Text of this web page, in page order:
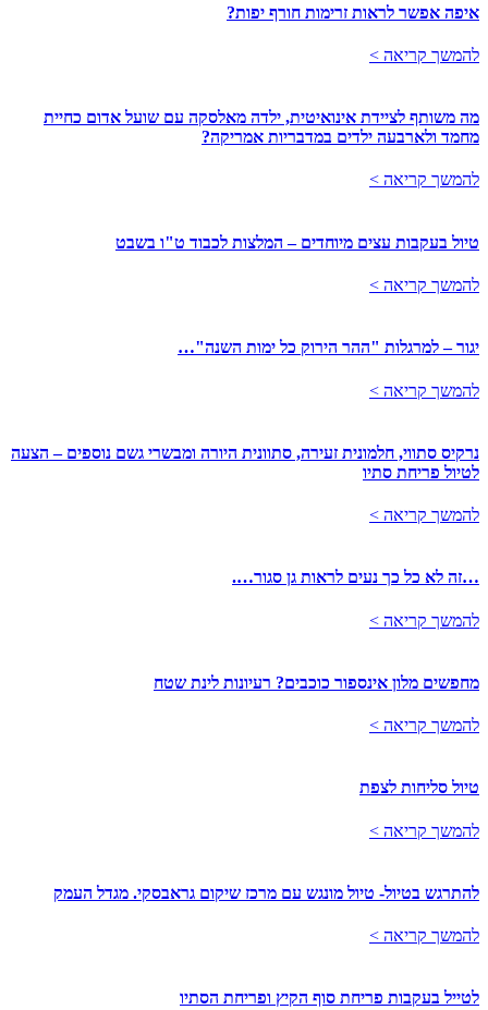
איפה אפשר לראות זרימות חורף יפות?
להמשך קריאה >
מה משותף לציידת אינואיטית, ילדה מאלסקה עם שועל אדום כחיית
מחמד ולארבעה ילדים במדבריות אמריקה?
להמשך קריאה >
טיול בעקבות עצים מיוחדים – המלצות לכבוד ט"ו בשבט
להמשך קריאה >
יגור – למרגלות "ההר הירוק כל ימות השנה"…
להמשך קריאה >
נרקיס סתווי, חלמונית זעירה, סתוונית היורה ומבשרי גשם נוספים – הצעה
לטיול פריחת סתיו
להמשך קריאה >
…זה לא כל כך נעים לראות גן סגור….
להמשך קריאה >
מחפשים מלון אינספור כוכבים? רעיונות לינת שטח
להמשך קריאה >
טיול סליחות לצפת
להמשך קריאה >
להתרגש בטיול- טיול מונגש עם מרכז שיקום גראבסקי. מגדל העמק
להמשך קריאה >
לטייל בעקבות פריחת סוף הקיץ ופריחת הסתיו